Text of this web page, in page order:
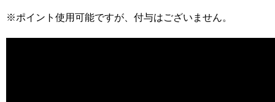
※ポイント使用可能ですが、付与はございません。